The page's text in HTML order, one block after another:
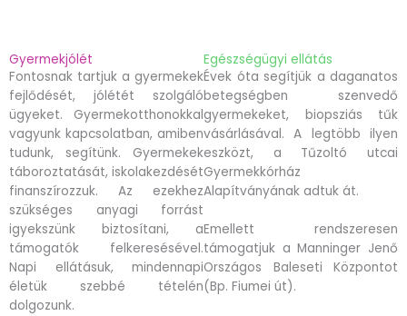
Gyermekjólét
Fontosnak tartjuk a gyermekek
fejlődését, jólétét szolgáló
ügyeket. Gyermekotthonokkal
vagyunk kapcsolatban, amiben
tudunk, segítünk. Gyermekek
táboroztatását, iskolakezdését
finanszírozzuk. Az ezekhez
szükséges anyagi forrást
igyekszünk biztosítani, a
támogatók felkeresésével.
Napi ellátásuk, mindennapi
életük szebbé tételén
dolgozunk.
Egészségügyi ellátás
Évek óta segítjük a daganatos
betegségben szenvedő
gyermekeket, biopsziás tűk
vásárlásával. A legtöbb ilyen
eszközt, a Tűzoltó utcai
Gyermekkórház
Alapítványának adtuk át.
Emellett rendszeresen
támogatjuk a Manninger Jenő
Országos Baleseti Központot
(Bp. Fiumei út).